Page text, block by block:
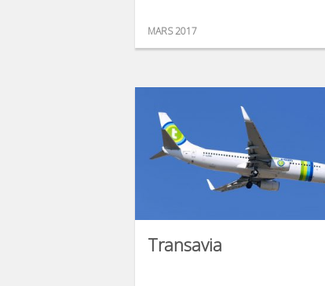
MARS 2017
Transavia